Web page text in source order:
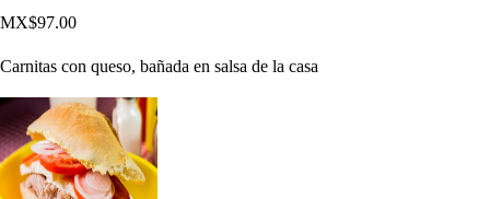
MX$97.00
Carnitas con queso, bañada en salsa de la casa